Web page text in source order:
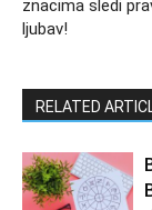
znacima sledi
ljubav!
RELATED